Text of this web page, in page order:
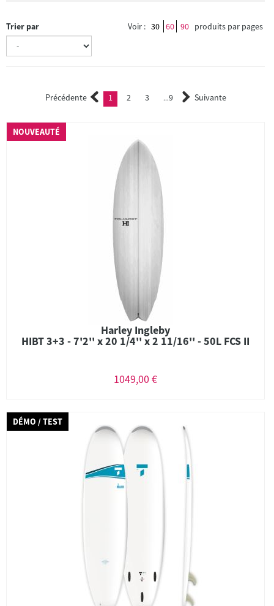
Trier par Voir : 30 60 90 produits par pages
Précédente 1 (current)
2 3 ...9 Suivante
NOUVEAUTÉ
Harley Ingleby
HIBT 3+3 - 7'2'' x 20 1/4'' x 2 11/16'' - 50L FCS II
1049,00 €
DÉMO / TEST